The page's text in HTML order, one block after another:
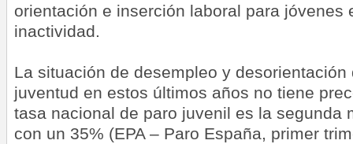
orientación e inserción laboral para jóvenes
inactividad.
La situación de desempleo y desorientación
juventud en estos últimos años no tiene
tasa nacional de paro juvenil es la segunda
con un 35% (EPA – Paro España, primer